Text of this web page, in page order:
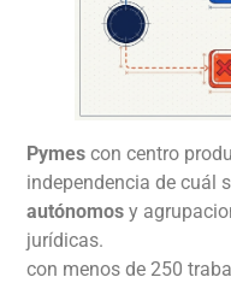
Pymescon centro
independencia de cuál
autónomos y
jurídicas.
con menos de 250